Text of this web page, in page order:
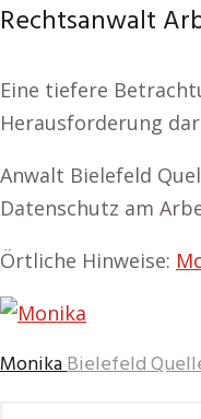
Rechtsanwalt
Eine tiefere
Herausforderung
Anwalt Bielefeld
Datenschutz am
Örtliche Hinweise:
MonikaBielefeld